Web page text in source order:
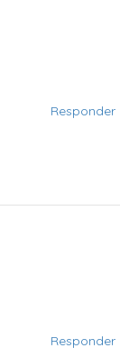
Responder
Responder